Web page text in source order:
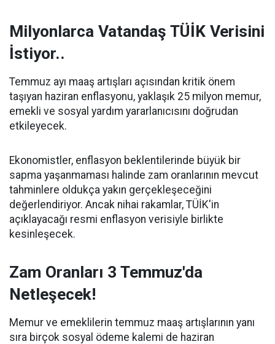
Milyonlarca Vatandaş TÜİK Verisini
İstiyor..
Temmuz ayı maaş artışları açısından kritik önem
taşıyan haziran enflasyonu, yaklaşık 25 milyon memur,
emekli ve sosyal yardım yararlanıcısını doğrudan
etkileyecek.
Ekonomistler, enflasyon beklentilerinde büyük bir
sapma yaşanmaması halinde zam oranlarının mevcut
tahminlere oldukça yakın gerçekleşeceğini
değerlendiriyor. Ancak nihai rakamlar, TÜİK'in
açıklayacağı resmi enflasyon verisiyle birlikte
kesinleşecek.
Zam Oranları 3 Temmuz'da
Netleşecek!
Memur ve emeklilerin temmuz maaş artışlarının yanı
sıra birçok sosyal ödeme kalemi de haziran